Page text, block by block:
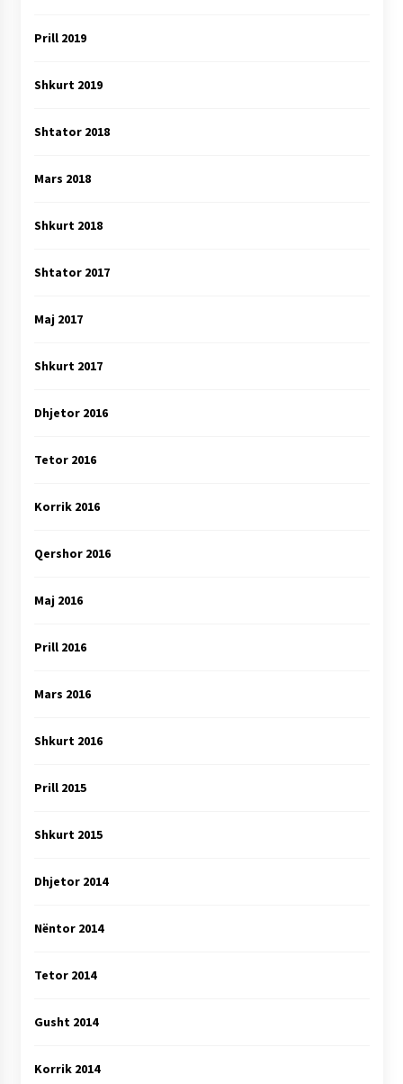
Prill 2019
Shkurt 2019
Shtator 2018
Mars 2018
Shkurt 2018
Shtator 2017
Maj 2017
Shkurt 2017
Dhjetor 2016
Tetor 2016
Korrik 2016
Qershor 2016
Maj 2016
Prill 2016
Mars 2016
Shkurt 2016
Prill 2015
Shkurt 2015
Dhjetor 2014
Nëntor 2014
Tetor 2014
Gusht 2014
Korrik 2014